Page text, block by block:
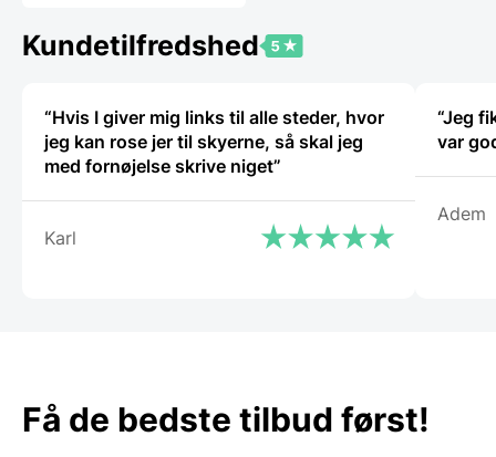
Mulighederne
på
varesiden
Kundetilfredshed
“Hvis I giver mig links til alle steder, hvor
jeg kan rose jer til skyerne, så skal jeg
med fornøjelse skrive niget”
Karl
“Jeg
var
Adem
Få de bedste tilbud først!